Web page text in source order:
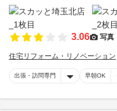
3.06 写真
住宅リフォーム・リノベーション
出張・訪問専門 早朝OK